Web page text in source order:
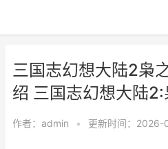
三国志幻想大陆2枭
绍 三国志幻想大陆2:
作者： admin • 更新时间：2026-